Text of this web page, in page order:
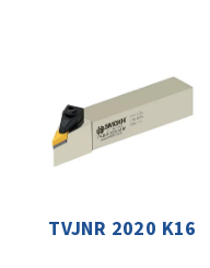
TVJNR 2020 K16